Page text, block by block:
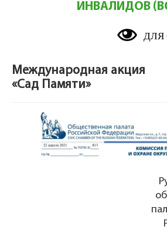
ИНВАЛИДОВ
ДЛЯ
Международная акция
«Сад Памяти»